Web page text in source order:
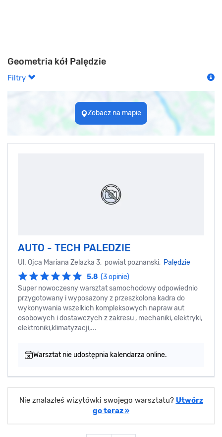
Geometria kół Palędzie
Filtry
Zobacz na mapie
AUTO - TECH PALEDZIE
Ul. Ojca Mariana Zelazka 3, powiat poznanski, Palędzie
5.8 (3 opinie)
Super nowoczesny warsztat samochodowy odpowiednio
przygotowany i wyposazony z przeszkolona kadra do
wykonywania wszelkich kompleksowych napraw aut
osobowych i dostawczych z zakresu , mechaniki, elektryki,
elektroniki,klimatyzacji,...
Warsztat nie udostępnia kalendarza online.
Nie znalazłeś wizytówki swojego warsztatu? Utwórz
go teraz »